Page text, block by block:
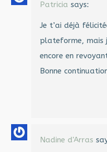
Patricia says:
Je t’ai déjà
plateforme, mais
encore en
Bonne
Nadine d'Arras